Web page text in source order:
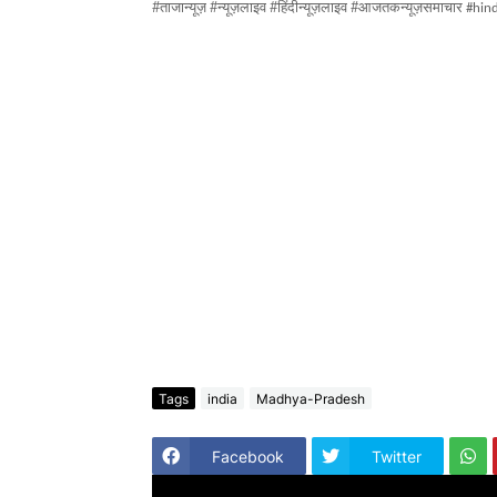
#ताजान्यूज़ #न्यूज़लाइव #हिंदीन्यूज़लाइव #आजतकन्यूज़समाचार
Tags india Madhya-Pradesh
Facebook Twitter